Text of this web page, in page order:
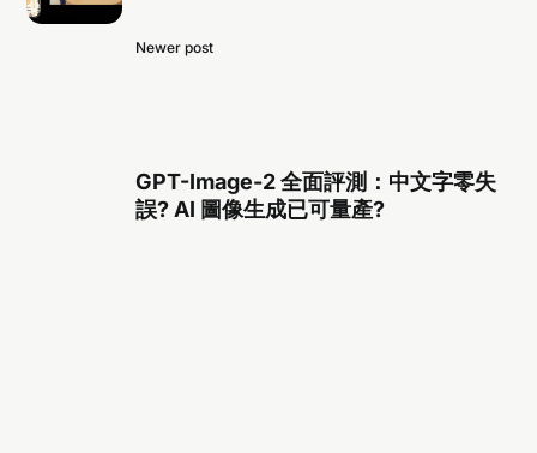
Newer post
GPT-Image-2 全面評測：中文字零失
誤? AI 圖像生成已可量產?